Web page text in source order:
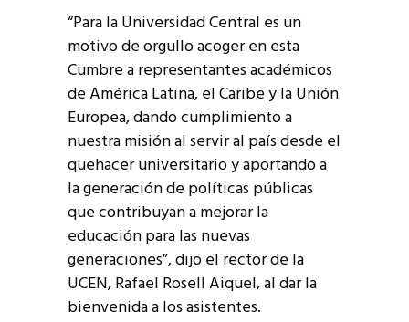
“Para la Universidad Central es un
motivo de orgullo acoger en esta
Cumbre a representantes académicos
de América Latina, el Caribe y la Unión
Europea, dando cumplimiento a
nuestra misión al servir al país desde el
quehacer universitario y aportando a
la generación de políticas públicas
que contribuyan a mejorar la
educación para las nuevas
generaciones”, dijo el rector de la
UCEN, Rafael Rosell Aiquel, al dar la
bienvenida a los asistentes.